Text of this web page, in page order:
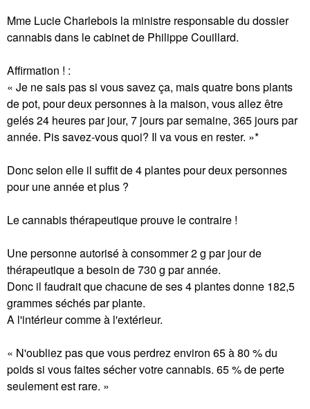
Mme Lucie Charlebois la ministre responsable du dossier
cannabis dans le cabinet de Philippe Couillard.
Affirmation ! :
« Je ne sais pas si vous savez ça, mais quatre bons plants
de pot, pour deux personnes à la maison, vous allez être
gelés 24 heures par jour, 7 jours par semaine, 365 jours par
année. Pis savez-vous quoi? Il va vous en rester. »*
Donc selon elle il suffit de 4 plantes pour deux personnes
pour une année et plus ?
Le cannabis thérapeutique prouve le contraire !
Une personne autorisé à consommer 2 g par jour de
thérapeutique a besoin de 730 g par année.
Donc il faudrait que chacune de ses 4 plantes donne 182,5
grammes séchés par plante.
A l'intérieur comme à l'extérieur.
« N'oubliez pas que vous perdrez environ 65 à 80 % du
poids si vous faites sécher votre cannabis. 65 % de perte
seulement est rare. »